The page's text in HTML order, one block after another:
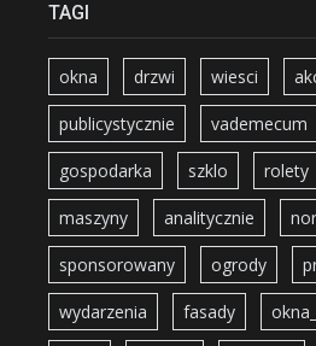
TAGI
okna drzwi wiesci
publicystycznie vademecum
gospodarka szklo rolety
maszyny analitycznie
sponsorowany ogrody
wydarzenia fasady